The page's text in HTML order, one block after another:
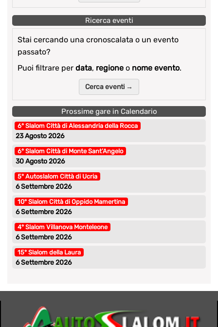
Ricerca eventi
Stai cercando una cronoscalata o un evento
passato?
Puoi filtrare per data, regione o nome evento.
Cerca eventi →
Prossime gare in Calendario
6° Slalom Città di Alessandria della Rocca
23 Agosto 2026
6° Slalom Città di Monte Sant’Angelo
30 Agosto 2026
5° Autoslalom Città di Ucria
6 Settembre 2026
10° Slalom Città di Oppido Mamertina
6 Settembre 2026
4° Slalom Villanova Monteleone
6 Settembre 2026
15° Slalom della Laura
6 Settembre 2026